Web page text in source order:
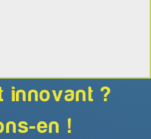
innovant ?
en !